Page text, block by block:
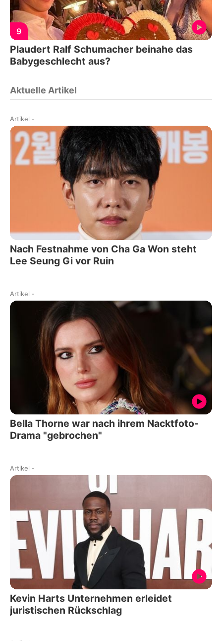
9
Plaudert Ralf Schumacher beinahe das
Babygeschlecht aus?
Aktuelle Artikel
Artikel -
Nach Festnahme von Cha Ga Won steht
Lee Seung Gi vor Ruin
Artikel -
Bella Thorne war nach ihrem Nacktfoto-
Drama "gebrochen"
Artikel -
Kevin Harts Unternehmen erleidet
juristischen Rückschlag